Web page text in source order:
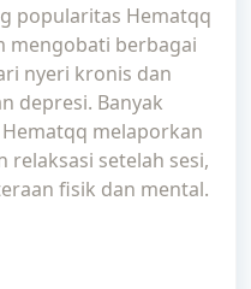
popularitas Hematqq
mengobati berbagai
nyeri kronis dan
depresi. Banyak
melaporkan
relaksasi setelah sesi,
fisik dan mental.